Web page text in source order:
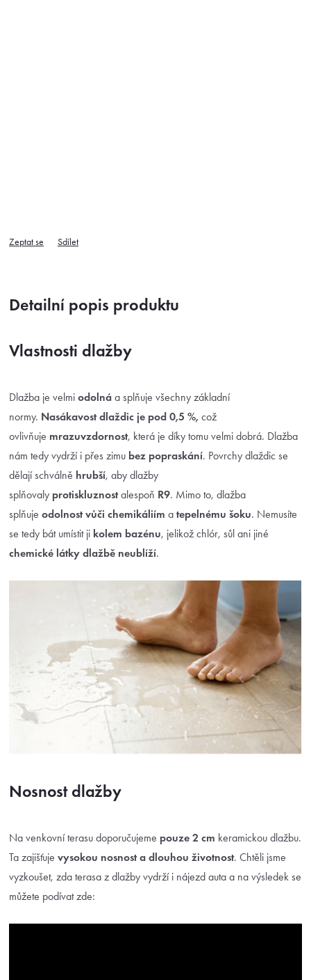
Zeptat se Sdílet
Detailní popis produktu
Vlastnosti dlažby
Dlažba je velmi odolná a splňuje všechny základní
normy. Nasákavost dlaždic je pod 0,5 %, což
ovlivňuje mrazuvzdornost, která je díky tomu velmi dobrá. Dlažba
nám tedy vydrží i přes zimu bez popraskání. Povrchy dlaždic se
dělají schválně hrubší, aby dlažby
splňovaly protiskluznostalespoň R9. Mimo to, dlažba
splňuje odolnost vůči chemikáliím a tepelnému šoku. Nemusíte
se tedy bát umístit ji kolem bazénu, jelikož chlór, sůl ani jiné
chemické látky dlažbě neublíží.
Nosnost dlažby
Na venkovní terasu doporučujeme pouze 2 cm keramickou dlažbu.
Ta zajišťuje vysokou nosnost a dlouhou životnost. Chtěli jsme
vyzkoušet, zda terasa z dlažby vydrží i nájezd auta a na výsledek se
můžete podívat zde: